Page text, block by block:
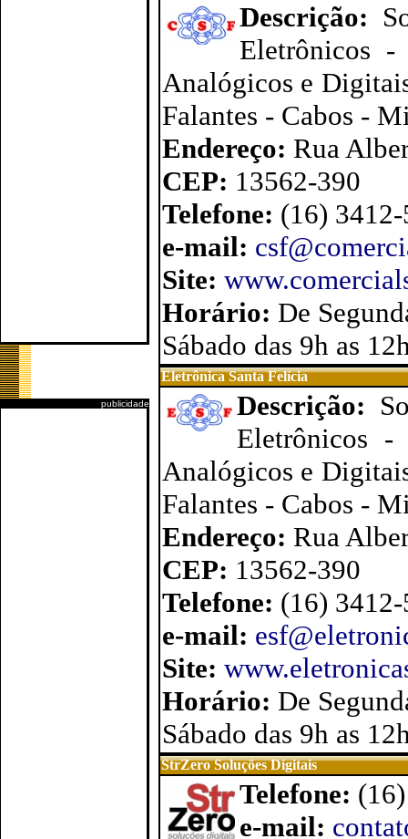
publicidade
Descrição:
Eletrônicos -
Analógicos e
Falantes - Cabos -
Endereço: Rua
CEP: 13562-390
Telefone: (16)
e-mail:
Site:
Horário: De
Sábado das 9h as
Eletrônica Santa Felícia
Descrição:
Eletrônicos -
Analógicos e
Falantes - Cabos -
Endereço: Rua
CEP: 13562-390
Telefone: (16)
e-mail:
Site:
Horário: De
Sábado das 9h as
StrZero Soluções Digitais
Telefone:
e-mail: